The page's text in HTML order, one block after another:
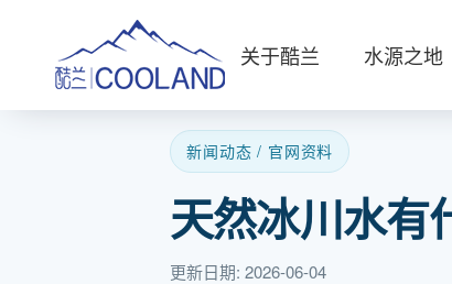
关于酷兰 水源之地
新闻动态 / 官网资料
天然冰川水有
更新日期: 2026-06-04